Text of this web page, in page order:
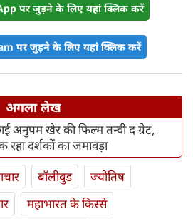
पर जुड़ने के लिए यहां क्लिक करें
पर जुड़ने के लिए यहां क्लिक करें
अगला लेख
अनुपम खेर की फिल्म तन्वी द ग्रेट,
रहा दर्शकों का जमावड़ा
बॉलीवुड
ज्योतिष
महाभारत के किस्से